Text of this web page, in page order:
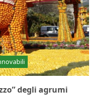
degli agrumi